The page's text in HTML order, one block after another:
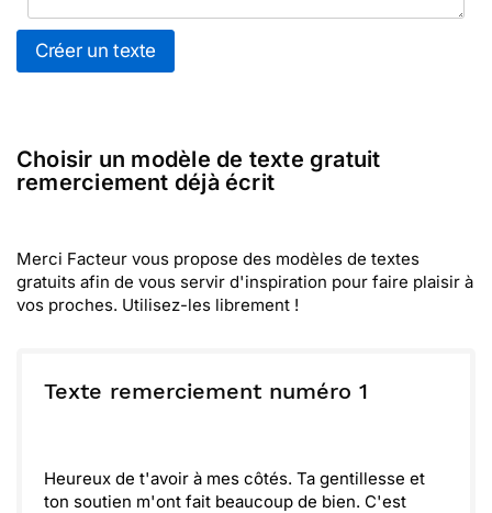
Créer un texte
Choisir un modèle de texte gratuit
remerciement déjà écrit
Merci Facteur vous propose des modèles de textes
gratuits afin de vous servir d'inspiration pour faire plaisir à
vos proches. Utilisez-les librement !
Texte remerciement numéro 1
Heureux de t'avoir à mes côtés. Ta gentillesse et
ton soutien m'ont fait beaucoup de bien. C'est